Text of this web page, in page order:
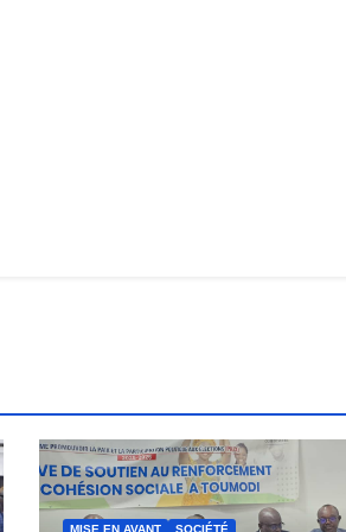
MISE EN AVANT SOCIÉTÉ